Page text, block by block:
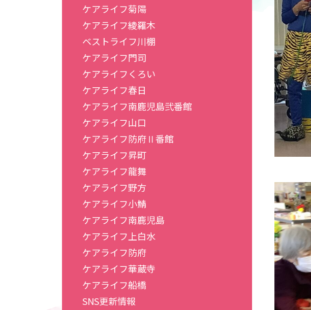
ケアライフ菊陽
ケアライフ綾羅木
ベストライフ川棚
ケアライフ門司
ケアライフくろい
ケアライフ春日
ケアライフ南鹿児島弐番館
ケアライフ山口
ケアライフ防府Ⅱ番館
ケアライフ昇町
ケアライフ龍舞
ケアライフ野方
ケアライフ小鯖
ケアライフ南鹿児島
ケアライフ上白水
ケアライフ防府
ケアライフ華蔵寺
ケアライフ船橋
SNS更新情報